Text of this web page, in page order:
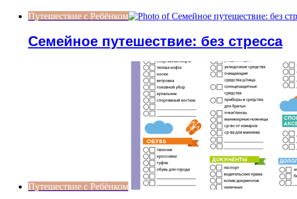
Путешествие с Ребёнком
Семейное путешествие: без стресса
Путешествие с Ребёнком